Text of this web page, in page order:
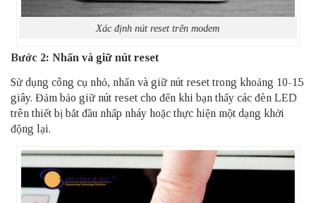
Xác định nút reset trên modem
Bước 2: Nhấn và giữ nút reset
Sử dụng công cụ nhỏ, nhấn và giữ nút reset trong khoảng 10-15
giây. Đảm bảo giữ nút reset cho đến khi bạn thấy các đèn LED
trên thiết bị bắt đầu nhấp nháy hoặc thực hiện một dạng khởi
động lại.